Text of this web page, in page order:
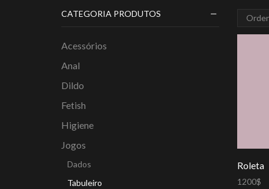
Roleta
1200$
CATEGORIA PRODUTOS
Acessórios
Anal
Dildo
Fetish
Higiene
Jogos
Dados
Tabuleiro